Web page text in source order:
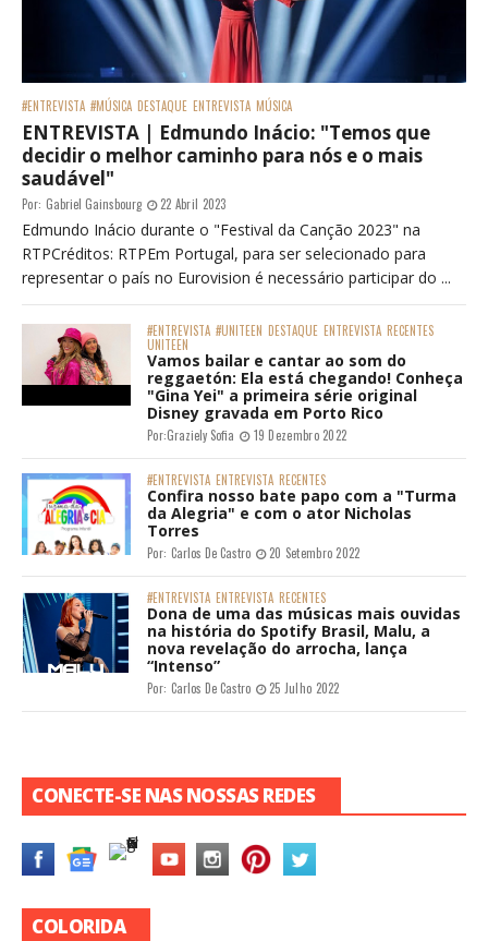
#ENTREVISTA #MÚSICA DESTAQUE ENTREVISTA MÚSICA
ENTREVISTA | Edmundo Inácio: "Temos que
decidir o melhor caminho para nós e o mais
saudável"
Por: Gabriel Gainsbourg 22 Abril 2023
Edmundo Inácio durante o "Festival da Canção 2023" na
RTPCréditos: RTPEm Portugal, para ser selecionado para
representar o país no Eurovision é necessário participar do ...
#ENTREVISTA #UNITEEN DESTAQUE ENTREVISTA RECENTES
UNITEEN
Vamos bailar e cantar ao som do
reggaetón: Ela está chegando! Conheça
"Gina Yei" a primeira série original
Disney gravada em Porto Rico
Por:Graziely Sofia 19 Dezembro 2022
#ENTREVISTA ENTREVISTA RECENTES
Confira nosso bate papo com a "Turma
da Alegria" e com o ator Nicholas
Torres
Por: Carlos De Castro 20 Setembro 2022
#ENTREVISTA ENTREVISTA RECENTES
Dona de uma das músicas mais ouvidas
na história do Spotify Brasil, Malu, a
nova revelação do arrocha, lança
“Intenso”
Por: Carlos De Castro 25 Julho 2022
CONECTE-SE NAS NOSSAS REDES
COLORIDA